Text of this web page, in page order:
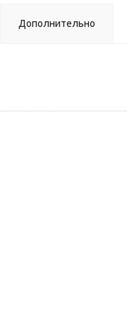
Дополнительно